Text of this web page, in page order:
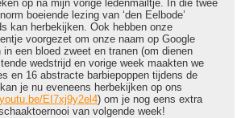
op na mijn vorige ledenmailtje. In die twee
boeiende lezing van ‘den Eelbode’
kan herbekijken. Ook hebben onze
voorgezet om onze naam op Google
in een bloed zweet en tranen (om dienen
wedstrijd en vorige week maakten we
en 16 abstracte barbiepoppen tijdens de
je nu eveneens herbekijken op ons
EI7xj9y2el4) om je nog eens extra
van volgende week!